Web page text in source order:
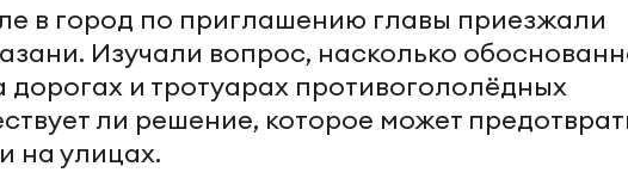
в город по приглашению главы приезжали
Изучали вопрос, насколько
дорогах и тротуарах противогололёдных
ли решение, которое может
на улицах.